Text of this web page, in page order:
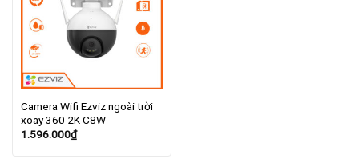
Camera Wifi Ezviz ngoài trời
xoay 360 2K C8W
1.596.000₫